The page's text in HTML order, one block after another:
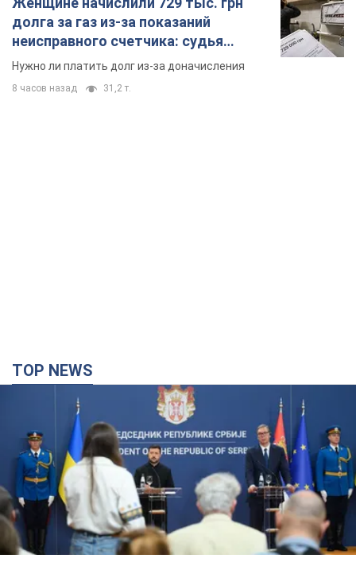
долга за газ из-за показаний
неисправного счетчика: судья
вынес неожиданное решение
Нужно ли платить долг из-за доначисления
8 часов назад 31,2 т.
TOP NEWS